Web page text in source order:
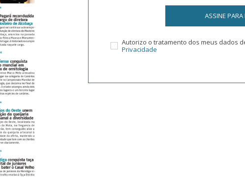
ASSINE
Autorizo o tratamento dos meus dados
Privacidade